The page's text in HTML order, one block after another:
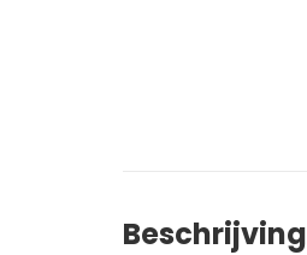
Beschrijving